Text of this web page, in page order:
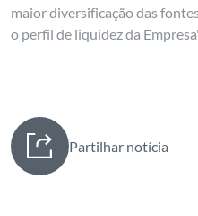
maior diversificação das
o perfil de liquidez da
Partilhar notícia